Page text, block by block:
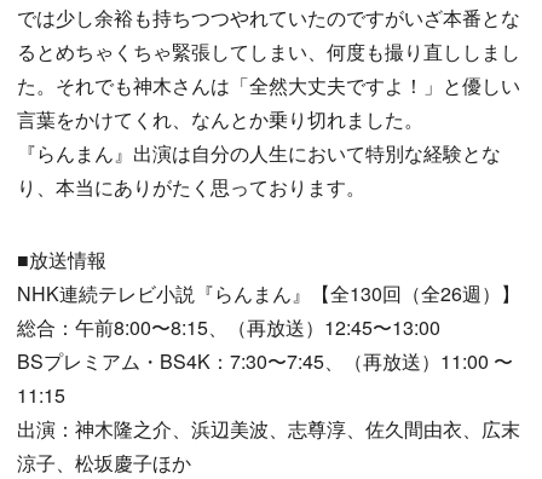
では少し余裕も持ちつつやれていたのですがいざ本番とな
るとめちゃくちゃ緊張してしまい、何度も撮り直ししまし
た。それでも神木さんは「全然大丈夫ですよ！」と優しい
言葉をかけてくれ、なんとか乗り切れました。
『らんまん』出演は自分の人生において特別な経験とな
り、本当にありがたく思っております。
■放送情報
NHK連続テレビ小説『らんまん』【全130回（全26週）】
総合：午前8:00〜8:15、（再放送）12:45〜13:00
BSプレミアム・BS4K：7:30〜7:45、（再放送）11:00 〜
11:15
出演：神木隆之介、浜辺美波、志尊淳、佐久間由衣、広末
涼子、松坂慶子ほか